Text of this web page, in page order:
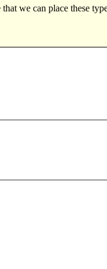
we can place these